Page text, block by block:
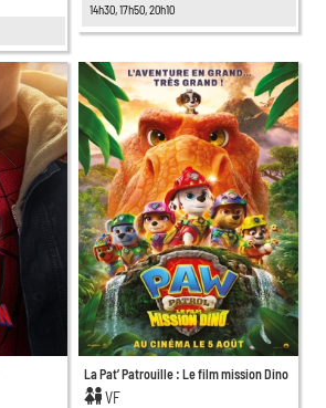
14h30, 17h50, 20h10
La Pat’ Patrouille : Le film mission Dino
VF